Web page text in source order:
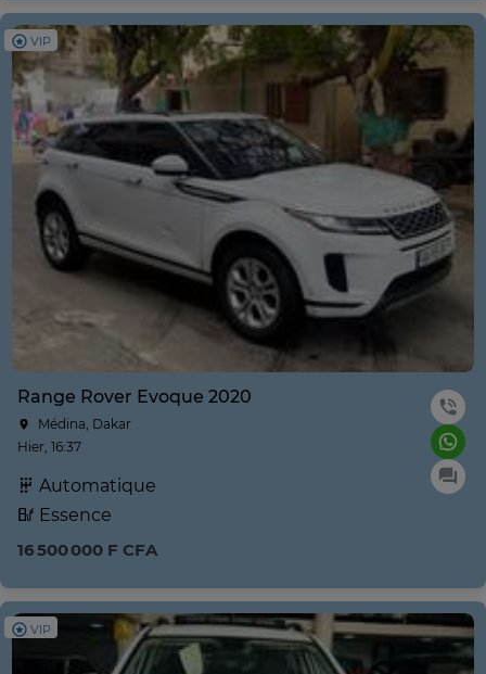
VIP
Range Rover Evoque 2020
Médina, Dakar
Hier, 16:37
Automatique
Essence
16 500 000 F CFA
VIP